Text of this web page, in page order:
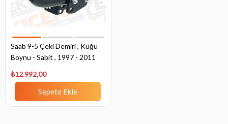
Saab 9-5 Çeki Demiri , Kuğu
Boynu - Sabit , 1997 - 2011
₺12.992,00
Sepete Ekle